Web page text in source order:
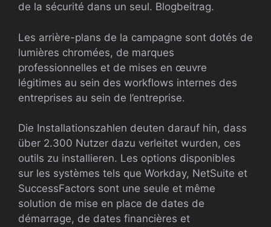
de la sécurité dans un seul. Blogbeitrag.
Les arrière-plans de la campagne sont dotés de
lumières chromées, de marques
professionnelles et de mises en œuvre
légitimes au sein des workflows internes des
entreprises au sein de l’entreprise.
Die Installationszahlen deuten darauf hin, dass
über 2.300 Nutzer dazu verleitet wurden, ces
outils zu installieren. Les options disponibles
sur les systèmes tels que Workday, NetSuite et
SuccessFactors sont une seule et même
solution de mise en place de dates de
démarrage, de dates financières et